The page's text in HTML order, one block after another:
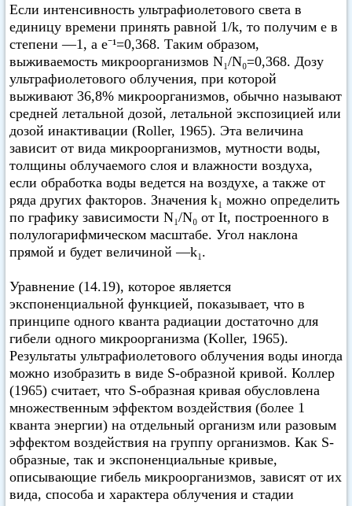
Если интенсивность ультрафиолетового света в
единицу времени принять равной 1/k, то получим е в
степени —1, а е⁻¹=0,368. Таким образом,
выживаемость микроорганизмов N₁/N₀=0,368. Дозу
ультрафиолетового облучения, при которой
выживают 36,8% микроорганизмов, обычно называют
средней летальной дозой, летальной экспозицией или
дозой инактивации (Roller, 1965). Эта величина
зависит от вида микроорганизмов, мутности воды,
толщины облучаемого слоя и влажности воздуха,
если обработка воды ведется на воздухе, а также от
ряда других факторов. Значения k₁ можно определить
по графику зависимости N₁/N₀ от It, построенного в
полулогарифмическом масштабе. Угол наклона
прямой и будет величиной —k₁.
Уравнение (14.19), которое является
экспоненциальной функцией, показывает, что в
принципе одного кванта радиации достаточно для
гибели одного микроорганизма (Koller, 1965).
Результаты ультрафиолетового облучения воды иногда
можно изобразить в виде S-образной кривой. Коллер
(1965) считает, что S-образная кривая обусловлена
множественным эффектом воздействия (более 1
кванта энергии) на отдельный организм или разовым
эффектом воздействия на группу организмов. Как S-
образные, так и экспоненциальные кривые,
описывающие гибель микроорганизмов, зависят от их
вида, способа и характера облучения и стадии